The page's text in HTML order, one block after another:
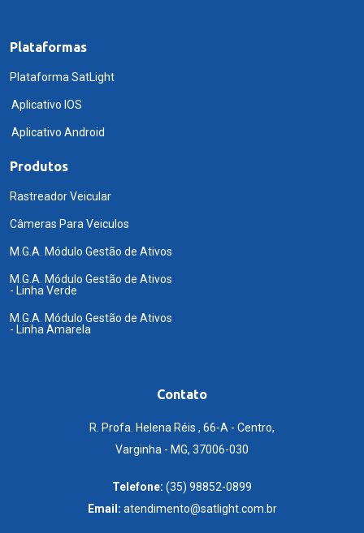
Plataformas
Plataforma SatLight
Aplicativo IOS
Aplicativo Android
Produtos
Rastreador Veicular
Câmeras Para Veiculos
M.G.A. Módulo Gestão de Ativos
M.G.A. Módulo Gestão de Ativos
- Linha Verde
M.G.A. Módulo Gestão de Ativos
- Linha Amarela
Contato
R. Profa. Helena Réis , 66-A - Centro,
Varginha - MG, 37006-030
Telefone: (35) 98852-0899
Email: atendimento@satlight.com.br